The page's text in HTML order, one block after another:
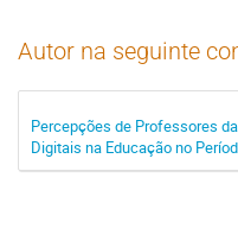
Autor na seguinte
Percepções de Professores
Digitais na Educação no